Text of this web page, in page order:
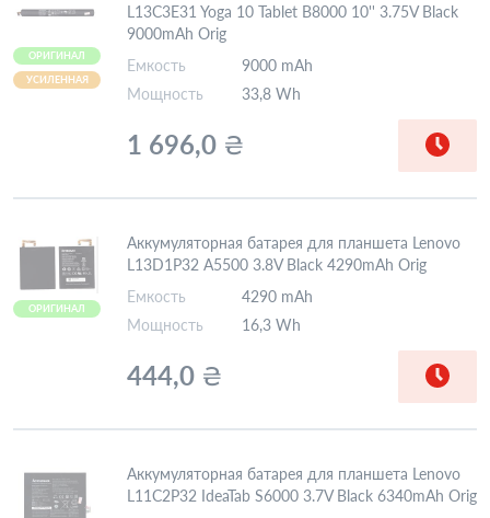
ОРИГИНАЛ
УСИЛЕННАЯ
L13C3E31 Yoga 10 Tablet B8000 10'' 3.75V Black
9000mAh Orig
Емкость
9000 mAh
Мощность
33,8 Wh
1 696,0 ₴
ОРИГИНАЛ
Аккумуляторная батарея для планшета Lenovo
L13D1P32 A5500 3.8V Black 4290mAh Orig
Емкость
4290 mAh
Мощность
16,3 Wh
444,0 ₴
Аккумуляторная батарея для планшета Lenovo
L11C2P32 IdeaTab S6000 3.7V Black 6340mAh Orig